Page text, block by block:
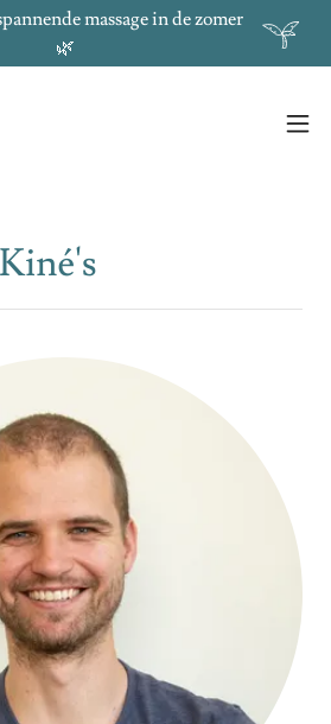
massage in de zomer
🌿